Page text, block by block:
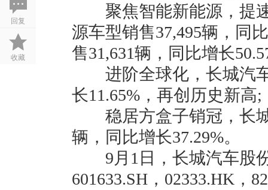
回复
收藏
聚焦智能新能源，提速
源车型销售37,495辆，同
售31,631辆，同比增长
进阶全球化，长城汽车
长11.65%，再创历史新高;
稳居方盒子销冠，长城
辆，同比增长37.29%。
9月1日，长城汽车股
601633.SH，02333.HK，